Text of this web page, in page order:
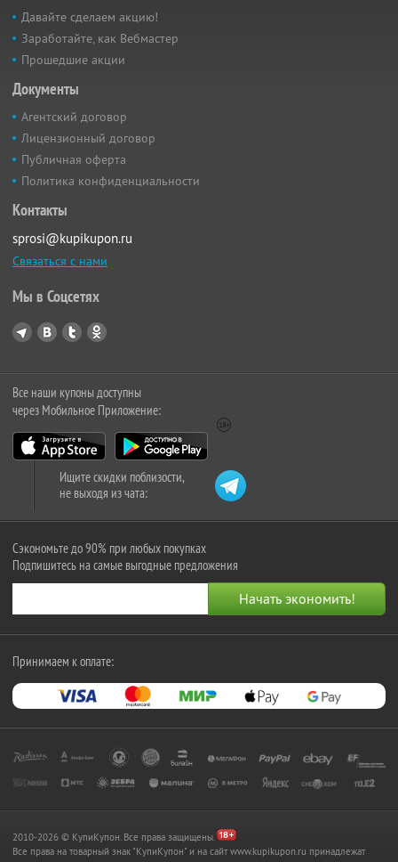
Давайте сделаем акцию!
Заработайте, как Вебмастер
Прошедшие акции
Документы
Агентский договор
Лицензионный договор
Публичная оферта
Политика конфиденциальности
Контакты
sprosi@kupikupon.ru
Связаться с нами
Мы в Соцсетях
Все наши купоны доступны
через Мобильное Приложение:
Ищите скидки поблизости,
не выходя из чата:
Сэкономьте до 90% при любых покупках
Подпишитесь на самые выгодные предложения
Принимаем к оплате:
2010-2026 © КупиКупон. Все права защищены.
Все права на товарный знак "КупиКупон" и на сайт www.kupikupon.ru принадлежат